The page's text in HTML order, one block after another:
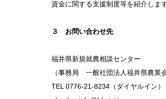
資金に関する支援制度等を紹介します
３ お問い合わせ先
福井県新規就農相談センター
（事務局 一般社団法人福井県農
TEL 0776-21-8234（ダイヤルイン）